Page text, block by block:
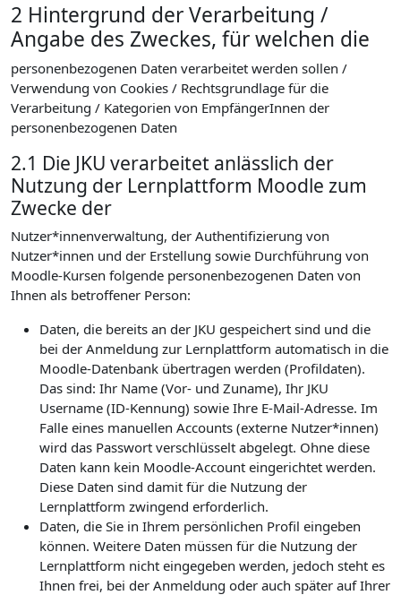
2 Hintergrund der Verarbeitung /
Angabe des Zweckes, für welchen die
personenbezogenen Daten verarbeitet werden sollen /
Verwendung von Cookies / Rechtsgrundlage für die
Verarbeitung / Kategorien von EmpfängerInnen der
personenbezogenen Daten
2.1 Die JKU verarbeitet anlässlich der
Nutzung der Lernplattform Moodle zum
Zwecke der
Nutzer*innenverwaltung, der Authentifizierung von
Nutzer*innen und der Erstellung sowie Durchführung von
Moodle-Kursen folgende personenbezogenen Daten von
Ihnen als betroffener Person:
Daten, die bereits an der JKU gespeichert sind und die
bei der Anmeldung zur Lernplattform automatisch in die
Moodle-Datenbank übertragen werden (Profildaten).
Das sind: Ihr Name (Vor- und Zuname), Ihr JKU
Username (ID-Kennung) sowie Ihre E-Mail-Adresse. Im
Falle eines manuellen Accounts (externe Nutzer*innen)
wird das Passwort verschlüsselt abgelegt. Ohne diese
Daten kann kein Moodle-Account eingerichtet werden.
Diese Daten sind damit für die Nutzung der
Lernplattform zwingend erforderlich.
Daten, die Sie in Ihrem persönlichen Profil eingeben
können. Weitere Daten müssen für die Nutzung der
Lernplattform nicht eingegeben werden, jedoch steht es
Ihnen frei, bei der Anmeldung oder auch später auf Ihrer